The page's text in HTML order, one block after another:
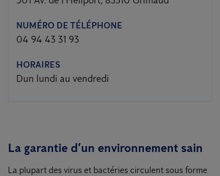
NUMÉRO DE TÉLÉPHONE
04 94 43 31 93
HORAIRES
Dun lundi au vendredi
La garantie d’un environnement sain
La plupart des virus et bactéries circulent sous forme